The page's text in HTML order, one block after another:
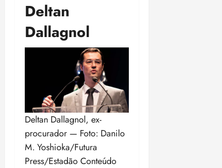
Deltan
Dallagnol
Deltan Dallagnol, ex-
procurador — Foto: Danilo
M. Yoshioka/Futura
Press/Estadão Conteúdo